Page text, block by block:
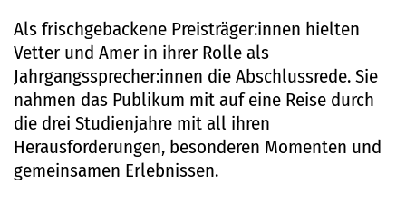
Als frischgebackene Preisträger:innen hielten
Vetter und Amer in ihrer Rolle als
Jahrgangssprecher:innen die Abschlussrede. Sie
nahmen das Publikum mit auf eine Reise durch
die drei Studienjahre mit all ihren
Herausforderungen, besonderen Momenten und
gemeinsamen Erlebnissen.